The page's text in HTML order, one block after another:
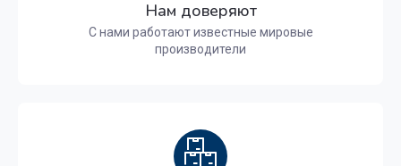
Нам доверяют
С нами работают известные мировые
производители